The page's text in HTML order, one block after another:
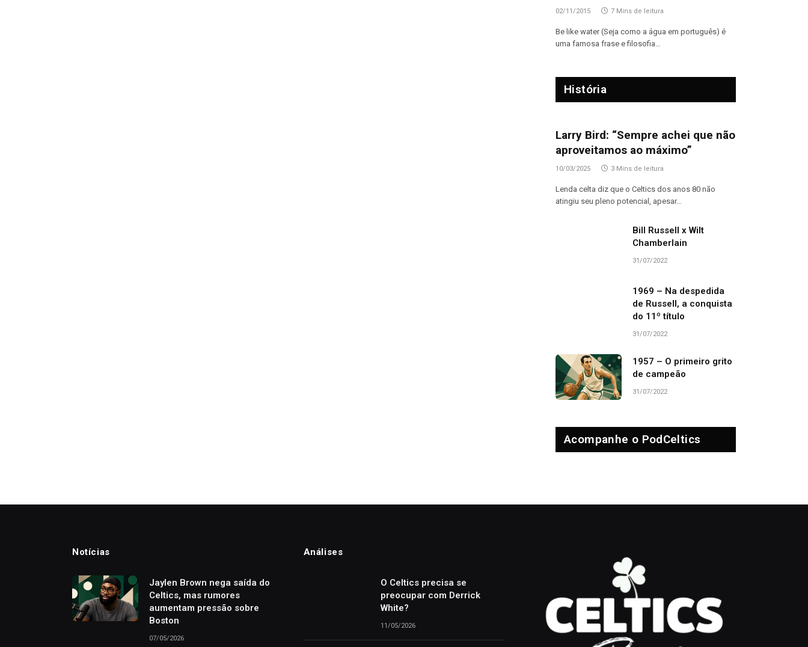
02/11/2015 7 Mins de leitura
Be like water (Seja como a água em português) é
uma famosa frase e filosofia…
História
Larry Bird: “Sempre achei que não
aproveitamos ao máximo”
10/03/2025 3 Mins de leitura
Lenda celta diz que o Celtics dos anos 80 não
atingiu seu pleno potencial, apesar…
Bill Russell x Wilt
Chamberlain
31/07/2022
1969 – Na despedida
de Russell, a conquista
do 11º título
31/07/2022
1957 – O primeiro grito
de campeão
31/07/2022
Acompanhe o PodCeltics
Notícias
Jaylen Brown nega saída do
Celtics, mas rumores
aumentam pressão sobre
Boston
07/05/2026
Análises
O Celtics precisa se
preocupar com Derrick
White?
11/05/2026